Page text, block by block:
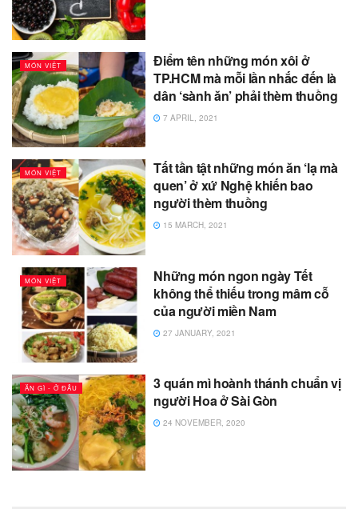
MÓN VIỆT
Điểm tên những món xôi ở
TP.HCM mà mỗi lần nhắc đến là
dân ‘sành ăn’ phải thèm thuồng
7 APRIL, 2021
MÓN VIỆT
Tất tần tật những món ăn ‘lạ mà
quen’ ở xứ Nghệ khiến bao
người thèm thuồng
15 MARCH, 2021
MÓN VIỆT
Những món ngon ngày Tết
không thể thiếu trong mâm cỗ
của người miền Nam
27 JANUARY, 2021
ĂN GÌ - Ở ĐÂU
3 quán mì hoành thánh chuẩn vị
người Hoa ở Sài Gòn
24 NOVEMBER, 2020